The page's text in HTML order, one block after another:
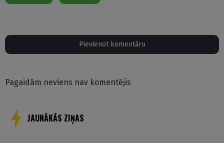
Pievienot komentāru
Pagaidām neviens nav komentējis
JAUNĀKĀS ZIŅAS